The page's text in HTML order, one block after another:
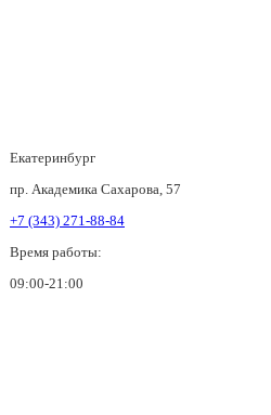
Екатеринбург
пр. Академика Сахарова, 57
+7 (343) 271-88-84
Время работы:
09:00-21:00